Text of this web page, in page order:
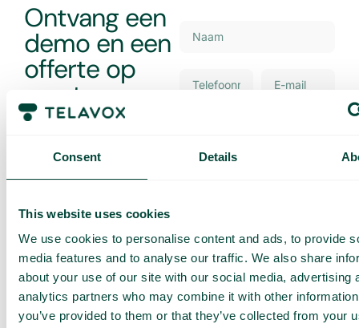
Consent Details
This website uses cookies
We use cookies to personalise content and ads, to provide
media features and to analyse our traffic. We also share
about your use of our site with our social media, advertising
analytics partners who may combine it with other
you’ve provided to them or that they’ve collected from your
Ontvang een
demo en een
offerte op
maat
Presentatie van onze
Aanbod aangepast aan
uw bedrijf
uw team
Gebaseerd op 430 beoordelingen
Ik heb het
privacybeleid van
Telavoxgelezen en ga
akkoord met de voorwaarden.